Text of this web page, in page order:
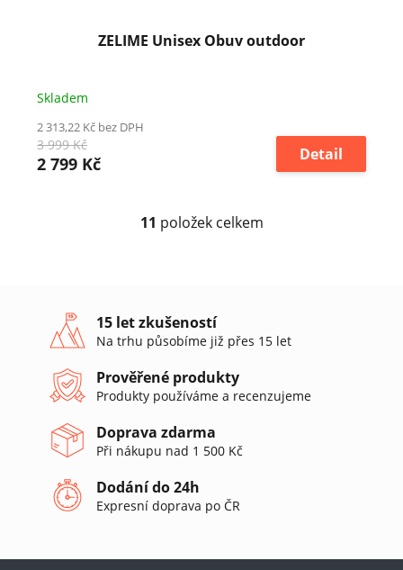
ZELIME Unisex Obuv outdoor
Skladem
2 313,22 Kč bez DPH
3 999 Kč
2 799 Kč Detail
O
a
c
í
p
r
v
y
v
i
s
11 položek celkem
15 let zkušeností
Na trhu působíme již přes 15 let
Prověřené produkty
Produkty používáme a recenzujeme
Doprava zdarma
Při nákupu nad 1 500 Kč
Dodání do 24h
Expresní doprava po ČR